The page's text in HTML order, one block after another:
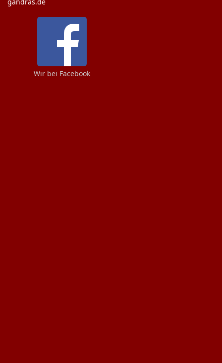
Wir bei Facebook